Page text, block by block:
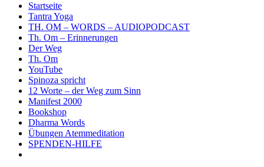
Startseite
Tantra Yoga
TH. OM – WORDS – AUDIOPODCAST
Th. Om – Erinnerungen
Der Weg
Th. Om
YouTube
Spinoza spricht
12 Worte – der Weg zum Sinn
Manifest 2000
Bookshop
Dharma Words
Übungen Atemmeditation
SPENDEN-HILFE